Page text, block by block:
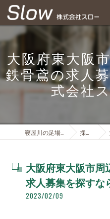
大阪府東大阪
鉄骨鳶の求人
式会社
採用ブログ
大阪府東大阪市周
求人募集を探すな
2023/02/09